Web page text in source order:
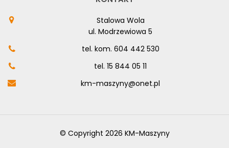
Stalowa Wola
ul. Modrzewiowa 5
tel. kom. 604 442 530
tel. 15 844 05 11
km-maszyny@onet.pl
© Copyright 2026 KM-Maszyny